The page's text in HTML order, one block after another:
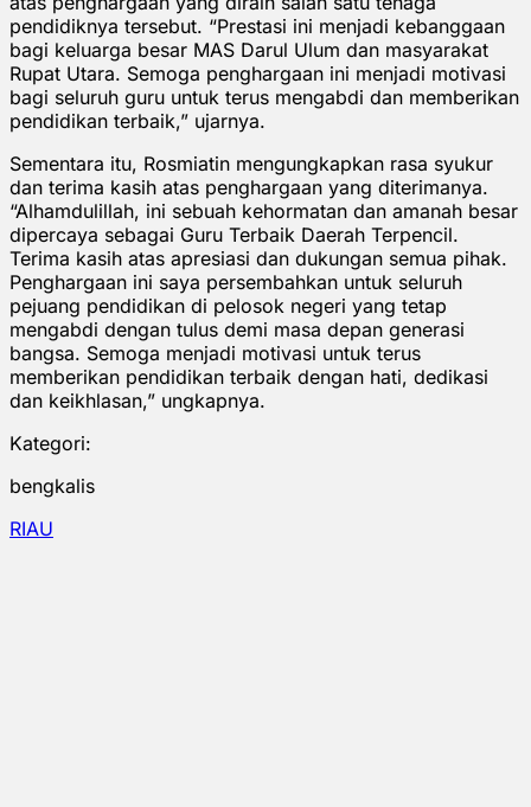
pendidiknya tersebut. “Prestasi ini menjadi kebanggaan
bagi keluarga besar MAS Darul Ulum dan masyarakat
Rupat Utara. Semoga penghargaan ini menjadi motivasi
bagi seluruh guru untuk terus mengabdi dan memberikan
pendidikan terbaik,” ujarnya.
Sementara itu, Rosmiatin mengungkapkan rasa syukur
dan terima kasih atas penghargaan yang diterimanya.
“Alhamdulillah, ini sebuah kehormatan dan amanah besar
dipercaya sebagai Guru Terbaik Daerah Terpencil.
Terima kasih atas apresiasi dan dukungan semua pihak.
Penghargaan ini saya persembahkan untuk seluruh
pejuang pendidikan di pelosok negeri yang tetap
mengabdi dengan tulus demi masa depan generasi
bangsa. Semoga menjadi motivasi untuk terus
memberikan pendidikan terbaik dengan hati, dedikasi
dan keikhlasan,” ungkapnya.
Kategori:
bengkalis
RIAU